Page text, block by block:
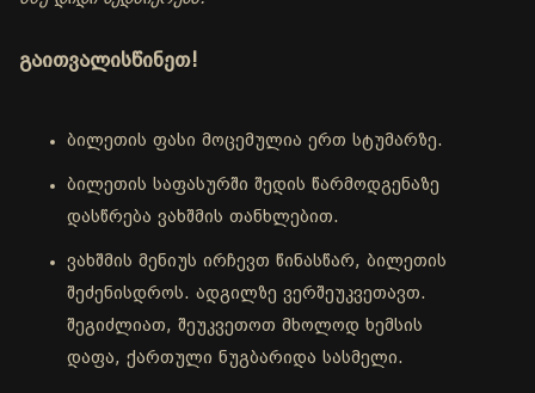
გაითვალისწინეთ!
ბილეთის ფასი მოცემულია ერთ სტუმარზე.
ბილეთის საფასურში შედის წარმოდგენაზე
დასწრება ვახშმის თანხლებით.
ვახშმის მენიუს ირჩევთ წინასწარ, ბილეთის
შეძენისდროს. ადგილზე ვერშეუკვეთავთ.
შეგიძლიათ, შეუკვეთოთ მხოლოდ ხემსის
დაფა, ქართული ნუგბარიდა სასმელი.